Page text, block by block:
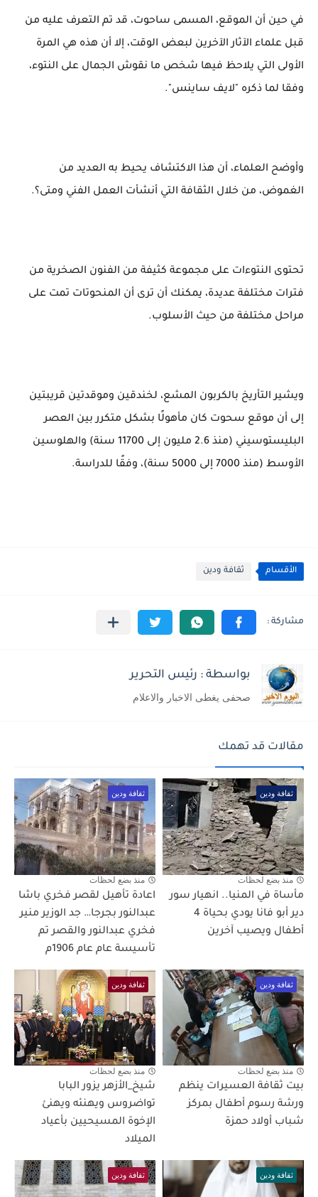
في حين أن الموقع، المسمى ساحوت، قد تم التعرف عليه من
قبل علماء الآثار الآخرين لبعض الوقت، إلا أن هذه هي المرة
الأولى التي يلاحظ فيها شخص ما نقوش الجمال على النتوء،
وفقا لما ذكره "لايف ساينس".
وأوضح العلماء، أن هذا الاكتشاف يحيط به العديد من
الغموض، من خلال الثقافة التي أنشأت العمل الفني ومتى؟.
تحتوى النتوءات على مجموعة كثيفة من الفنون الصخرية من
فترات مختلفة عديدة، يمكنك أن ترى أن المنحوتات تمت على
مراحل مختلفة من حيث الأسلوب.
ويشير التأريخ بالكربون المشع، لخندقين وموقدتين قريبتين
إلى أن موقع سحوت كان مأهولًا بشكل متكرر بين العصر
البليستوسيني (منذ 2.6 مليون إلى 11700 سنة) والهلوسين
الأوسط (منذ 7000 إلى 5000 سنة)، وفقًا للدراسة.
الأقسام ثقافة ودين
بواسطة : رئيس التحرير
صحفى يغطى الاخبار والاعلام
مقالات قد تهمك
ثقافة ودين
منذ بضع لحظات
مأساة في المنيا.. انهيار سور
دير أبو فانا يودي بحياة 4
أطفال ويصيب آخرين
ثقافة ودين
منذ بضع لحظات
اعادة تأهيل لقصر فخري باشا
عبدالنور بجرجا… جد الوزير منير
فخري عبدالنور والقصر تم
تأسيسة عام عام 1906م
ثقافة ودين
منذ بضع لحظات
بيت ثقافة العسيرات ينظم
ورشة رسوم أطفال بمركز
شباب أولاد حمزة
ثقافة ودين
منذ بضع لحظات
شيخ_الأزهر يزور البابا
تواضروس ويهنئه ويهنئ
الإخوة المسيحيين بأعياد
الميلاد
ثقافة ودين ثقافة ودين